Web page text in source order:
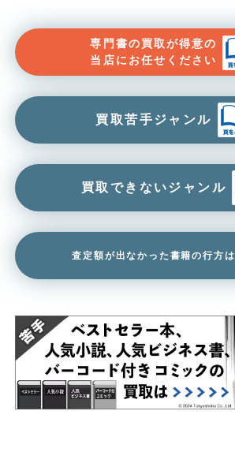
専門書の買取が得意の
当店にお任せください
買取苦手ジャンル
買取できないジャンル
査定額が出なかった書籍の行方は